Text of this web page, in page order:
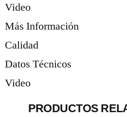
Video
Más Información
Calidad
Datos Técnicos
Video
PRODUCTOS